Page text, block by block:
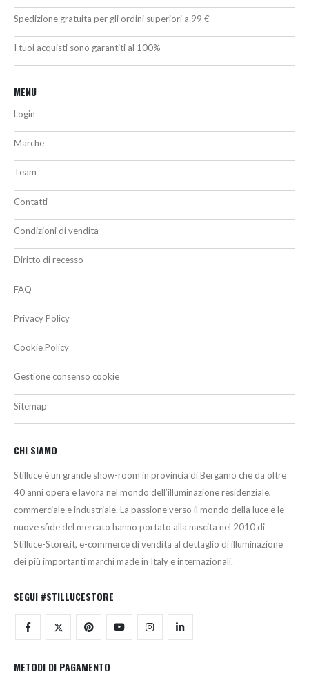
Spedizione gratuita per gli ordini superiori a 99 €
I tuoi acquisti sono garantiti al 100%
MENU
Login
Marche
Team
Contatti
Condizioni di vendita
Diritto di recesso
FAQ
Privacy Policy
Cookie Policy
Gestione consenso cookie
Sitemap
CHI SIAMO
Stilluce è un grande show-room in provincia di Bergamo che da oltre
40 anni opera e lavora nel mondo dell’illuminazione residenziale,
commerciale e industriale. La passione verso il mondo della luce e le
nuove sfide del mercato hanno portato alla nascita nel 2010 di
Stilluce-Store.it, e-commerce di vendita al dettaglio di illuminazione
dei più importanti marchi made in Italy e internazionali.
SEGUI #STILLUCESTORE
METODI DI PAGAMENTO